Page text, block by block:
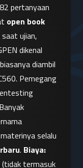
pertanyaan
open book
ujian,
dikenal
diambil
Pemegang
. Biaya:
termasuk